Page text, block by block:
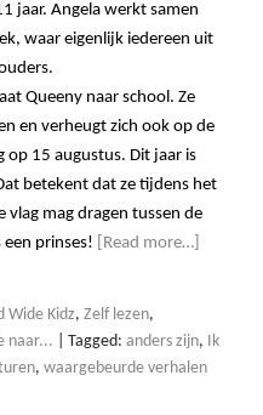
jaar. Angela werkt samen
waar eigenlijk iedereen uit
Queeny naar school. Ze
en verheugt zich ook op de
op 15 augustus. Dit jaar is
betekent dat ze tijdens het
vlag mag dragen tussen de
prinses!
[Read more…]
Wide Kidz, Zelf lezen,
naar...
Tagged: anders zijn, Ik
, waargebeurde verhalen